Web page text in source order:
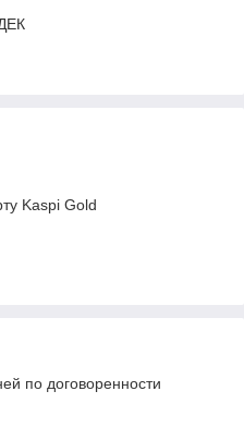
Kaspi Gold
по договоренности